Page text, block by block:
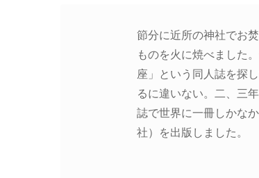
節分に近所の神社でお
ものを火に焼べました
座」という同人誌を探
るに違いない。二、三
誌で世界に一冊しかな
社）を出版しました。